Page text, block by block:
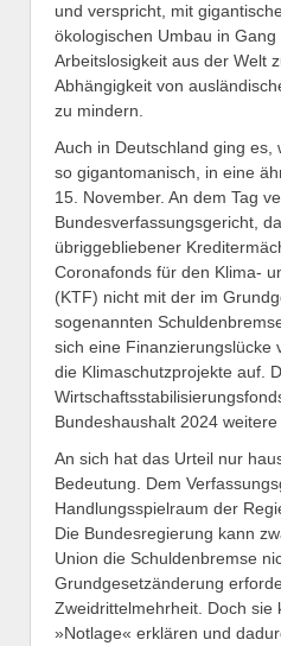
und verspricht, mit
ökologischen Umbau in
Arbeitslosigkeit aus der Welt
Abhängigkeit von
zu mindern.
Auch in Deutschland ging es,
so gigantomanisch, in eine
15. November. An dem Tag
Bundesverfassungsgericht,
übriggebliebener
Coronafonds für den Klima-
(KTF) nicht mit der im
sogenannten
sich eine Finanzierungslücke
die Klimaschutzprojekte auf.
Bundeshaushalt 2024
An sich hat das Urteil nur
Bedeutung. Dem
Handlungsspielraum der
Die Bundesregierung kann
Union die Schuldenbremse
Grundgesetzänderung
Zweidrittelmehrheit. Doch sie
»Notlage« erklären und